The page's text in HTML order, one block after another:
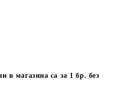
в магазина са за 1 бр. без